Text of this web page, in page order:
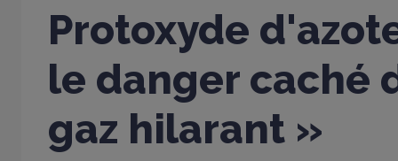
Protoxyde
le danger caché
gaz hilarant »